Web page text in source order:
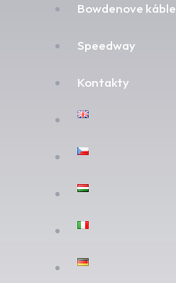
Bowdenove káble
Speedway
Kontakty